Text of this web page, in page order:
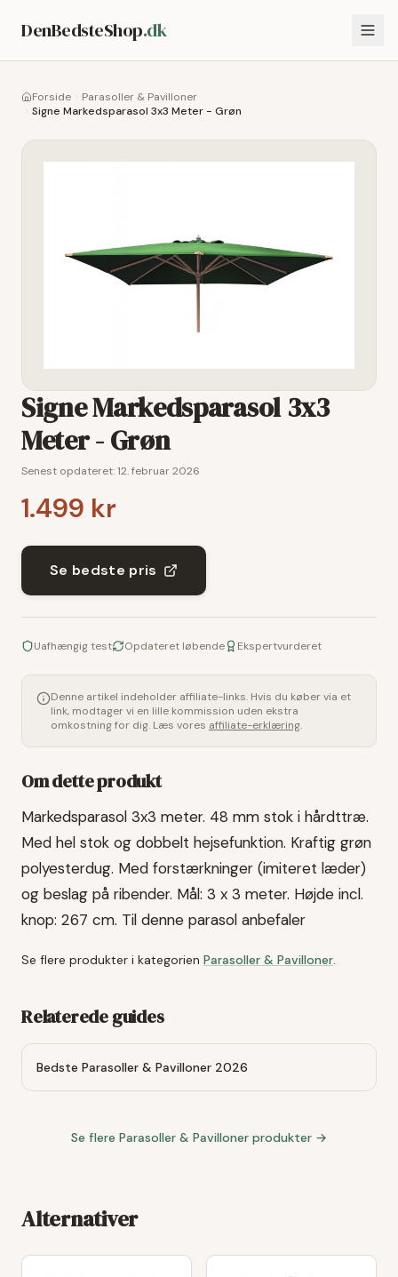
DenBedsteShop.dk
Forside
Parasoller & Pavilloner
Signe Markedsparasol 3x3 Meter - Grøn
Signe Markedsparasol 3x3
Meter - Grøn
Senest opdateret:12. februar 2026
1.499 kr
Se bedste pris
Uafhængig test Opdateret løbende Ekspertvurderet
Denne artikel indeholder affiliate-links. Hvis du køber via et
link, modtager vi en lille kommission uden ekstra
omkostning for dig. Læs vores affiliate-erklæring.
Om dette produkt
Markedsparasol 3x3 meter. 48 mm stok i hårdttræ.
Med hel stok og dobbelt hejsefunktion. Kraftig grøn
polyesterdug. Med forstærkninger (imiteret læder)
og beslag på ribender. Mål: 3 x 3 meter. Højde incl.
knop: 267 cm. Til denne parasol anbefaler
Se flere produkter i kategorien Parasoller & Pavilloner.
Relaterede guides
Bedste Parasoller & Pavilloner 2026
Se flere Parasoller & Pavilloner produkter →
Alternativer